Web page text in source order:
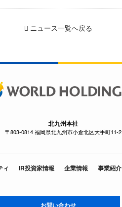
ニュース一覧へ戻る
北九州本社
〒803-0814 福岡県北九州市小倉北区大手町11-2
ィ IR投資家情報 企業情報 事業紹介
お問い合わせ